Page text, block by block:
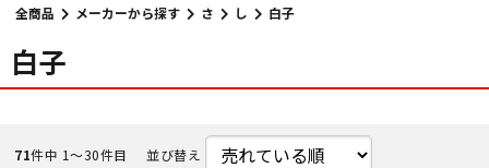
全商品 メーカーから探す さ し 白子
白子
71件中 1〜30件目 並び替え